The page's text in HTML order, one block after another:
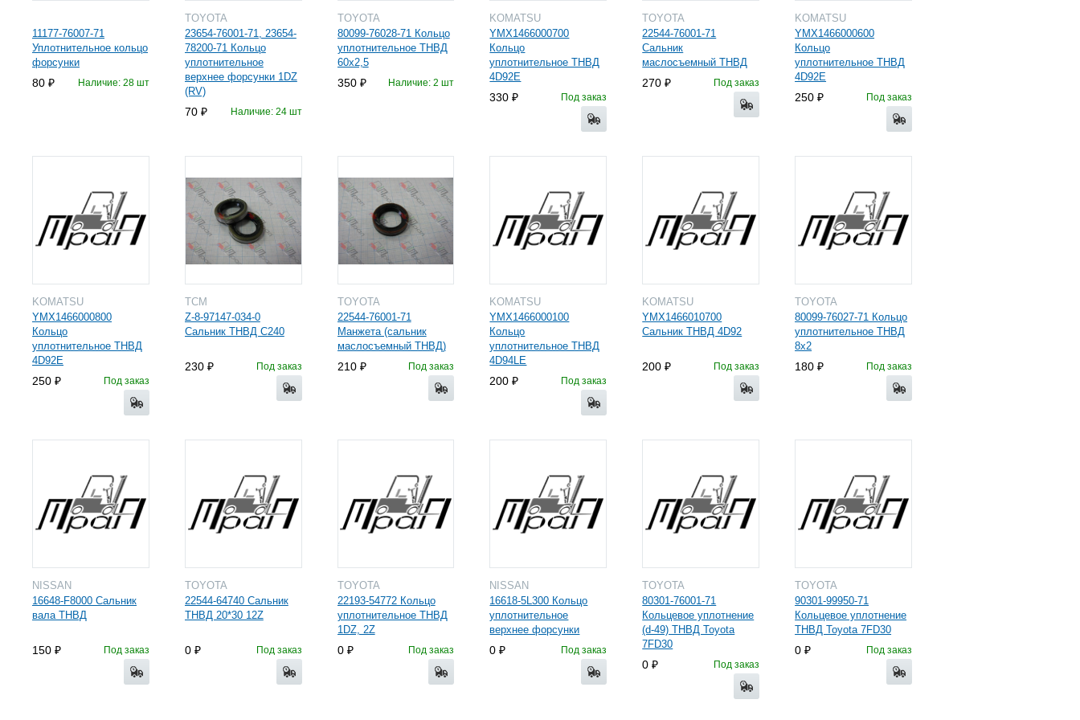
11177-76007-71
Уплотнительное кольцо
форсунки
80 Наличие: 28 шт
TOYOTA
23654-76001-71, 23654-
78200-71 Кольцо
уплотнительное
верхнее форсунки 1DZ
(RV)
70 Наличие: 24 шт
TOYOTA
80099-76028-71 Кольцо
уплотнительное ТНВД
60х2,5
350 Наличие: 2 шт
KOMATSU
YMX1466000700
Кольцо
уплотнительное ТНВД
4D92E
330 Под заказ
TOYOTA
22544-76001-71
Сальник
маслосъемный ТНВД
270 Под заказ
KOMATSU
YMX1466000600
Кольцо
уплотнительное ТНВД
4D92E
250 Под заказ
KOMATSU
YMX1466000800
Кольцо
уплотнительное ТНВД
4D92E
250 Под заказ
TCM
Z-8-97147-034-0
Сальник ТНВД С240
230 Под заказ
TOYOTA
22544-76001-71
Манжета (сальник
маслосъемный ТНВД)
210 Под заказ
KOMATSU
YMX1466000100
Кольцо
уплотнительное ТНВД
4D94LE
200 Под заказ
KOMATSU
YMX1466010700
Сальник ТНВД 4D92
200 Под заказ
TOYOTA
80099-76027-71 Кольцо
уплотнительное ТНВД
8х2
180 Под заказ
NISSAN
16648-F8000 Сальник
вала ТНВД
150 Под заказ
TOYOTA
22544-64740 Сальник
ТНВД 20*30 12Z
0 Под заказ
TOYOTA
22193-54772 Кольцо
уплотнительное ТНВД
1DZ, 2Z
0 Под заказ
NISSAN
16618-5L300 Кольцо
уплотнительное
верхнее форсунки
0 Под заказ
TOYOTA
80301-76001-71
Кольцевое уплотнение
(d-49) ТНВД Toyota
7FD30
0 Под заказ
TOYOTA
90301-99950-71
Кольцевое уплотнение
ТНВД Toyota 7FD30
0 Под заказ